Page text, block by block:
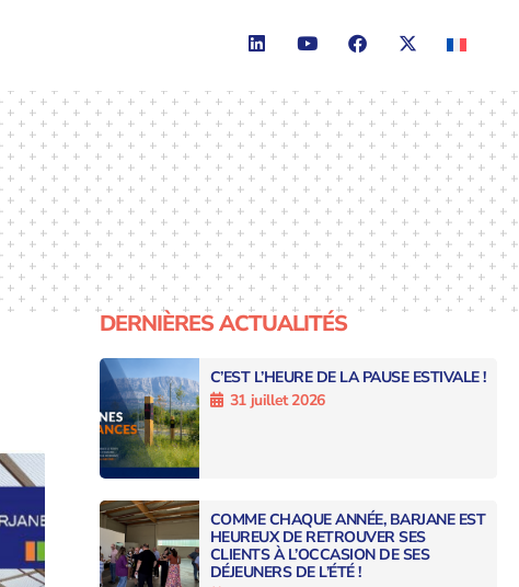
DERNIÈRES ACTUALITÉS
C’EST L’HEURE DE LA PAUSE ESTIVALE !
31 juillet 2026
COMME CHAQUE ANNÉE, BARJANE EST
HEUREUX DE RETROUVER SES
CLIENTS À L’OCCASION DE SES
DÉJEUNERS DE L’ÉTÉ !